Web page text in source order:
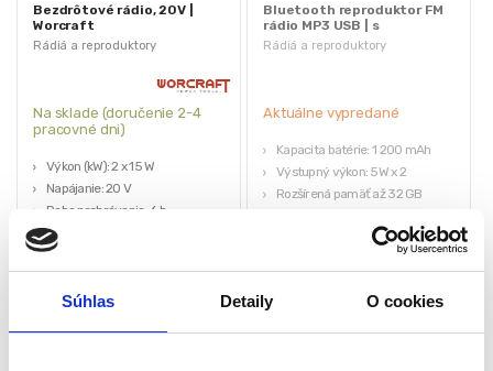
Súhlas Detaily O cookies
Rádiá a reproduktory
Bezdrôtové rádio, 20V |
Worcraft
Na sklade (doručenie 2-4
pracovné dni)
Výkon (kW): 2 x 15 W
Napájanie: 20 V
Doba prehrávania: 6 h
Bluetooth: áno
Parametre USB výstupu: 5V DC,
1000 mA
125,00€
★★★★★
Rádiá a reproduktory
Bluetooth reproduktor FM
rádio MP3 USB | s
mikrofónom
Aktuálne vypredané
Kapacita batérie: 1 200 mAh
Výstupný výkon: 5W x 2
Rozšírená pamäť až 32 GB
Efektívna vzdialenosť: 15m
(35,85